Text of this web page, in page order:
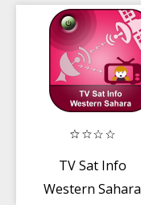
TV Sat Info
Western Sahara